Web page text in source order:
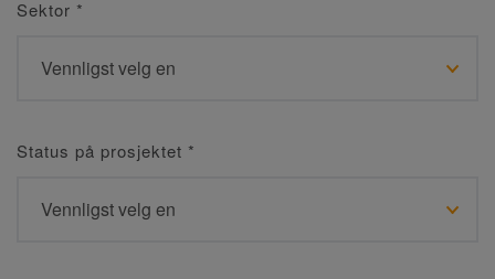
Sektor *
Status på prosjektet *